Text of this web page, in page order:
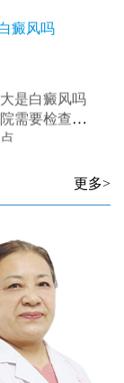
癜风吗
准确没伤害
些检查
检查什么？
更多>